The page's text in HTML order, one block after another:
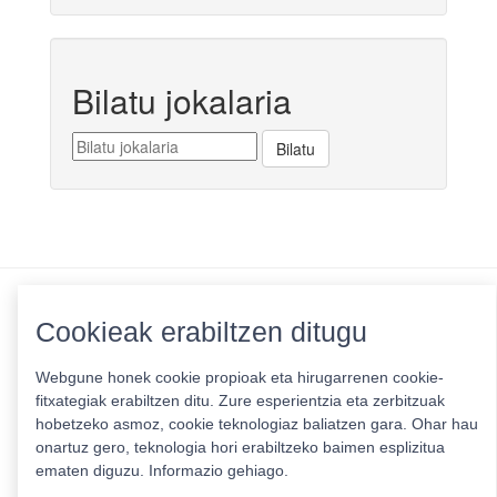
Bilatu jokalaria
|
Erabilera baldintzak
Kontaktua|Estatistikak
Babeslea:
Cookieak erabiltzen ditugu
Webgune honek cookie propioak eta hirugarrenen cookie-
fitxategiak erabiltzen ditu. Zure esperientzia eta zerbitzuak
hobetzeko asmoz, cookie teknologiaz baliatzen gara. Ohar hau
onartuz gero, teknologia hori erabiltzeko baimen esplizitua
ematen diguzu. Informazio gehiago.